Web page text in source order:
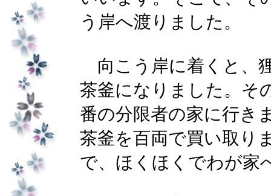
う岸へ渡りました。
向こう岸に着くと、
茶釜になりました。そ
番の分限者の家に行き
茶釜を百両で買い取り
で、ほくほくでわが家